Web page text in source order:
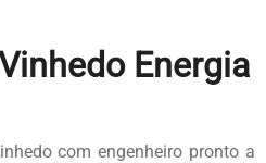
Energia
com engenheiro pronto a